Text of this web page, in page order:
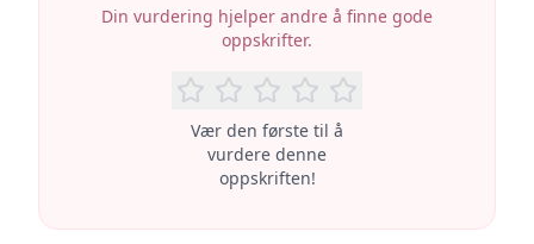
Din vurdering hjelper andre å finne gode
oppskrifter.
Vær den første til å
vurdere denne
oppskriften!